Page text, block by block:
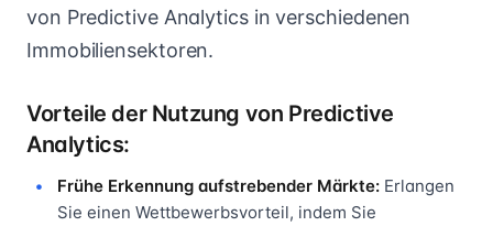
von Predictive Analytics in verschiedenen
Immobiliensektoren.
Vorteile der Nutzung von Predictive
Analytics:
Frühe Erkennung aufstrebender Märkte: Erlangen
Sie einen Wettbewerbsvorteil, indem Sie